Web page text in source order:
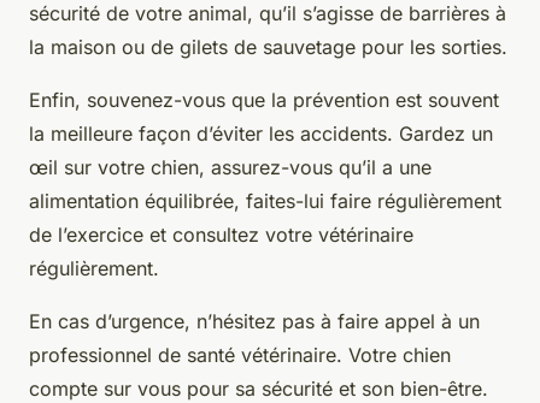
sécurité de votre animal, qu’il s’agisse de barrières à
la maison ou de gilets de sauvetage pour les sorties.
Enfin, souvenez-vous que la prévention est souvent
la meilleure façon d’éviter les accidents. Gardez un
œil sur votre chien, assurez-vous qu’il a une
alimentation équilibrée, faites-lui faire régulièrement
de l’exercice et consultez votre vétérinaire
régulièrement.
En cas d’urgence, n’hésitez pas à faire appel à un
professionnel de santé vétérinaire. Votre chien
compte sur vous pour sa sécurité et son bien-être.